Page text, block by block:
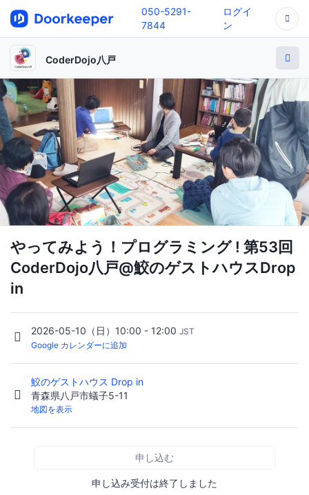
050-5291-
7844
ログイ
ン
CoderDojo八戸
やってみよう！プログラミング ! 第53回
CoderDojo八戸@鮫のゲストハウスDrop
in
2026-05-10（日）10:00 - 12:00 JST
Google カレンダーに追加
鮫のゲストハウス Drop in
青森県八戸市蟻子5-11
地図を表示
申し込む
申し込み受付は終了しました